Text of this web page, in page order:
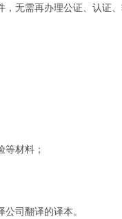
无需再办理公证、认证
材料；
司翻译的译本。